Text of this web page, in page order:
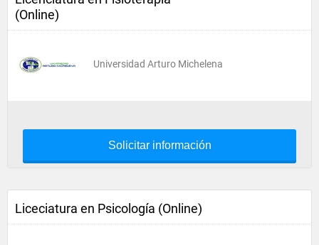
(Online)
Universidad Arturo Michelena
Solicitar información
Liceciatura en Psicología (Online)